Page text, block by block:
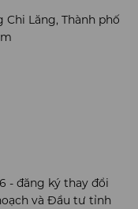
Chi Lăng, Thành phố
- đăng ký thay đổi
và Đầu tư tỉnh